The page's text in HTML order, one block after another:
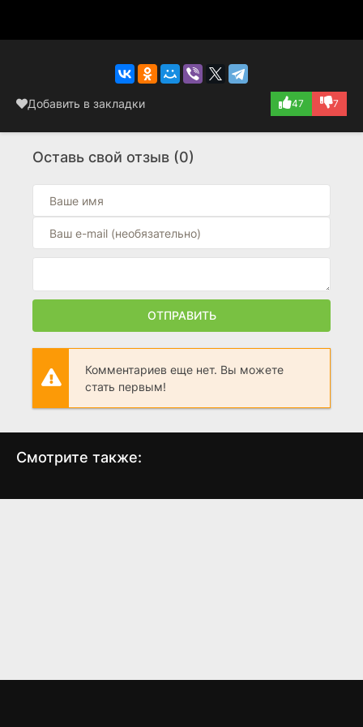
Добавить в закладки 47 7
Оставь свой отзыв (0)
ОТПРАВИТЬ
Комментариев еще нет. Вы можете
стать первым!
Смотрите также:
Крик 4 Крик 2